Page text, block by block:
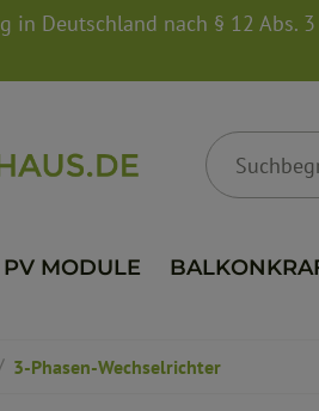
springen
in Deutschland nach § 12 Abs.
PV MODULE
3-Phasen-Wechselrichter